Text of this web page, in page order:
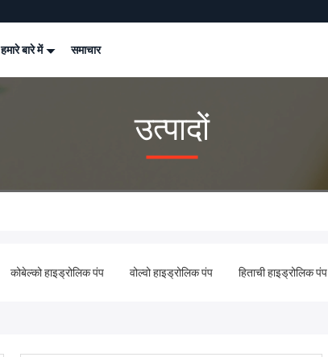
हमारे बारे में समाचार
उत्पादों
कोबेल्को हाइड्रोलिक पंप वोल्वो हाइड्रोलिक पंप हिताची हाइड्रोलिक पंप